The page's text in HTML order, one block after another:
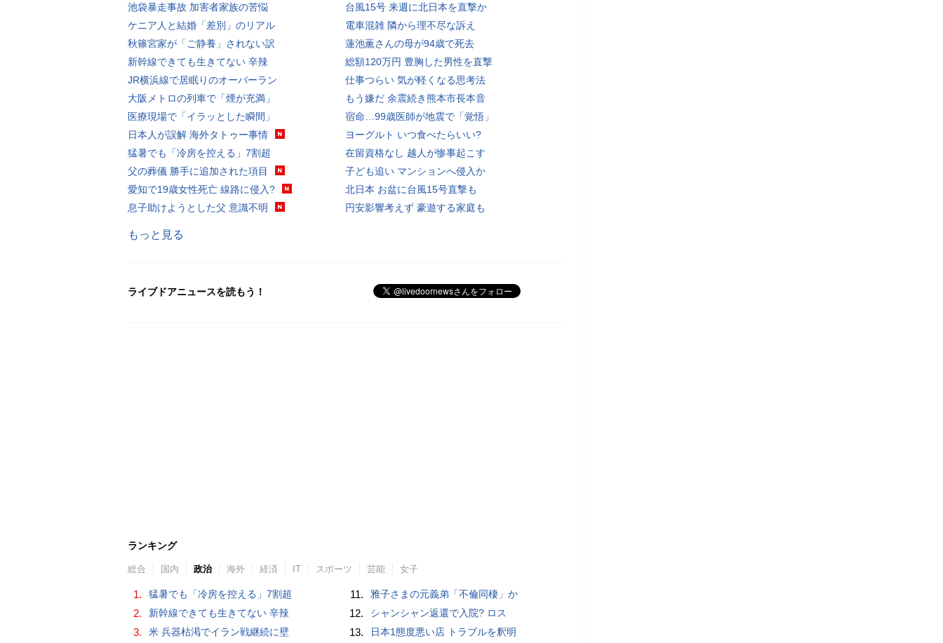
池袋暴走事故 加害者家族の苦悩
ケニア人と結婚「差別」のリアル
秋篠宮家が「ご静養」されない訳
新幹線できても生きてない 辛辣
JR横浜線で居眠りのオーバーラン
大阪メトロの列車で「煙が充満」
医療現場で「イラッとした瞬間」
日本人が誤解 海外タトゥー事情
猛暑でも「冷房を控える」7割超
父の葬儀 勝手に追加された項目
愛知で19歳女性死亡 線路に侵入?
息子助けようとした父 意識不明
台風15号 来週に北日本を直撃か
電車混雑 隣から理不尽な訴え
蓮池薫さんの母が94歳で死去
総額120万円 豊胸した男性を直撃
仕事つらい 気が軽くなる思考法
もう嫌だ 余震続き熊本市長本音
宿命…99歳医師が地震で「覚悟」
ヨーグルト いつ食べたらいい?
在留資格なし 越人が惨事起こす
子ども追い マンションへ侵入か
北日本 お盆に台風15号直撃も
円安影響考えず 豪遊する家庭も
もっと見る
ライブドアニュースを読もう！
ランキング
総合 国内 政治 海外 経済 IT スポーツ 芸能 女子
1. 猛暑でも「冷房を控える」7割超
2. 新幹線できても生きてない 辛辣
3. 米 兵器枯渇でイラン戦継続に壁
11. 雅子さまの元義弟「不倫同棲」か
12. シャンシャン返還で入院? ロス
13. 日本1態度悪い店 トラブルを釈明